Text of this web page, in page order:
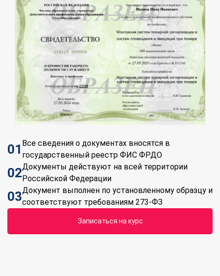
01 Все сведения о документах вносятся в
государственный реестр ФИС ФРДО
02Документы действуют на всей территории
Российской Федерации
03Документ выполнен по установленному образцу и
соответствуют требованиям 273-ФЗ
Записаться на курс